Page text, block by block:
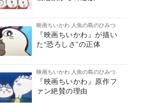
映画ちいかわ 人魚の島のひみつ
『映画ちいかわ』が描い
た“恐ろしさ”の正体
映画ちいかわ 人魚の島のひみつ
『映画ちいかわ』原作フ
ァン絶賛の理由